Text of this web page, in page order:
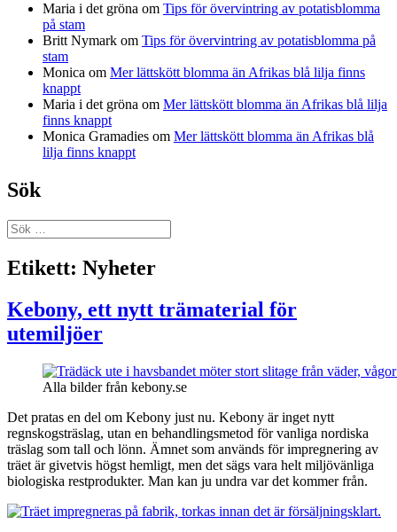
Maria i det gröna om Tips för övervintring av potatisblomma
på stam
Britt Nymark om Tips för övervintring av potatisblomma på
stam
Monica om Mer lättskött blomma än Afrikas blå lilja finns
knappt
Maria i det gröna om Mer lättskött blomma än Afrikas blå lilja
finns knappt
Monica Gramadies om Mer lättskött blomma än Afrikas blå
lilja finns knappt
Sök
Sök
efter:
Etikett: Nyheter
Kebony, ett nytt trämaterial för
utemiljöer
Alla bilder från kebony.se
Det pratas en del om Kebony just nu. Kebony är inget nytt
regnskogsträslag, utan en behandlingsmetod för vanliga nordiska
träslag som tall och lönn. Ämnet som används för impregnering av
träet är givetvis högst hemligt, men det sägs vara helt miljövänliga
biologiska restprodukter. Man kan ju undra var det kommer från.